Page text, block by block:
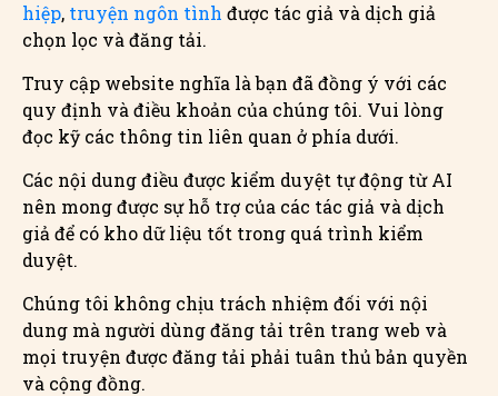
hiệp, truyện ngôn tình được tác giả và dịch giả
chọn lọc và đăng tải.
Truy cập website nghĩa là bạn đã đồng ý với các
quy định và điều khoản của chúng tôi. Vui lòng
đọc kỹ các thông tin liên quan ở phía dưới.
Các nội dung điều được kiểm duyệt tự động từ AI
nên mong được sự hỗ trợ của các tác giả và dịch
giả để có kho dữ liệu tốt trong quá trình kiểm
duyệt.
Chúng tôi không chịu trách nhiệm đối với nội
dung mà người dùng đăng tải trên trang web và
mọi truyện được đăng tải phải tuân thủ bản quyền
và cộng đồng.